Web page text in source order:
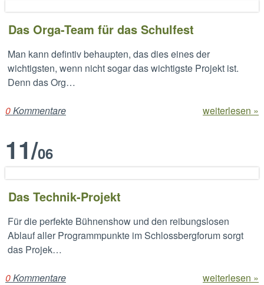
Das Orga-Team für das Schulfest
Man kann defintiv behaupten, das dies eines der
wichtigsten, wenn nicht sogar das wichtigste Projekt ist.
Denn das Org…
0Kommentare weiterlesen »
11/06
Das Technik-Projekt
Für die perfekte Bühnenshow und den reibungslosen
Ablauf aller Programmpunkte im Schlossbergforum sorgt
das Projek…
0Kommentare weiterlesen »